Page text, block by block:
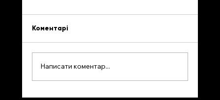
Коментарі
Написати коментар...